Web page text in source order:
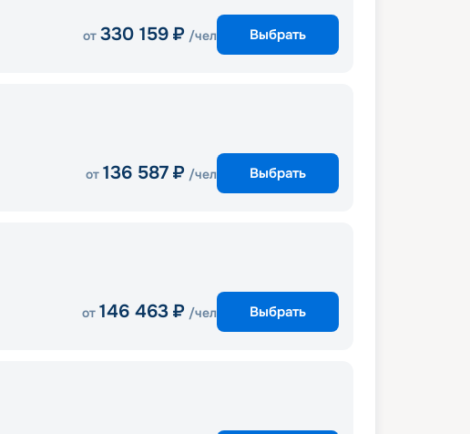
от 330 159 ₽ /чел Выбрать
от 136 587 ₽ /чел Выбрать
от 146 463 ₽ /чел Выбрать